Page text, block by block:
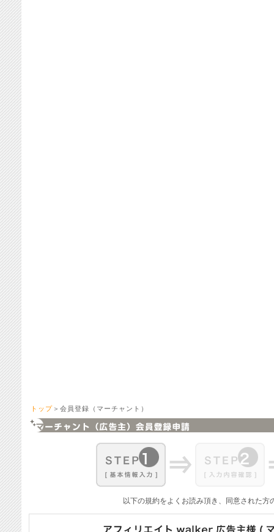
トップ ＞会員登録（マーチャント）
以下の規約をよくお読み頂き、同意された方